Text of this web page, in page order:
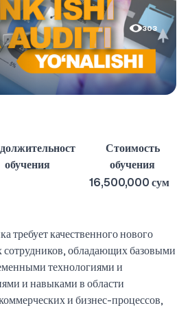
303
обучения
Стоимость
обучения
16,500,000 сум
требует качественного нового
сотрудников, обладающих базовыми
технологиями и
и навыками в области
и бизнес-процессов,